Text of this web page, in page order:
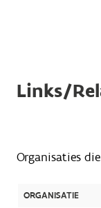
Links/
Organisaties
ORGANISATIE